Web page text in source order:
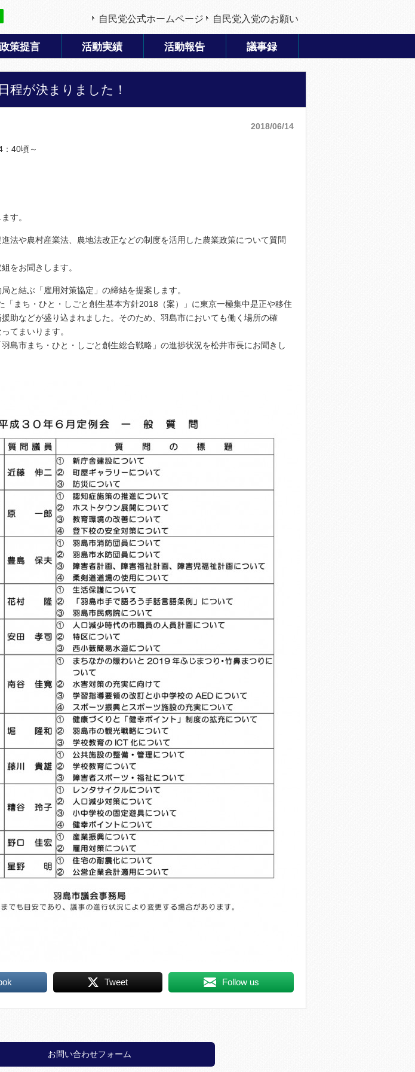
自民党公式ホームページ 自民党入党のお願い
政策提言 活動実績 活動報告 議事録
程が決まりました！
2018/06/14
40頃～
す。
法や農村産業法、農地法改正などの制度を活用した農業政策について質問
をお聞きします。
と結ぶ「雇用対策協定」の締結を提案します。
「まち・ひと・しごと創生基本方針2018（案）」に東京一極集中是正や移住
助などが盛り込まれました。そのため、羽島市においても働く場所の確
てまいります。
島市まち・ひと・しごと創生総合戦略」の進捗状況を松井市長にお聞きし
Tweet Follow us
お問い合わせフォーム